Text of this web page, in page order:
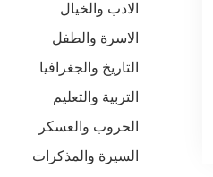
الادب والخيال
الاسرة والطفل
التاريخ والجغرافيا
التربية والتعليم
الحروب والعسكر
السيرة والمذكرات